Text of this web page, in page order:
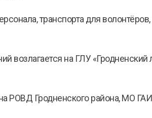
транспорта для
возлагается на ГЛУ
РОВД Гродненского района, МО